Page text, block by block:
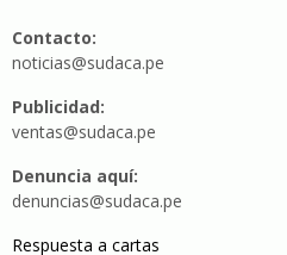
Contacto:
noticias@sudaca.pe
Publicidad:
ventas@sudaca.pe
Denuncia aquí:
denuncias@sudaca.pe
Respuesta a cartas